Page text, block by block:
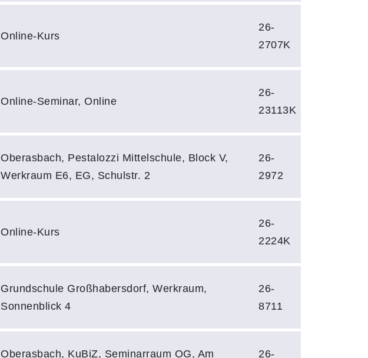
Online-Kurs
26-
2707K
Online-Seminar, Online
26-
23113K
Oberasbach, Pestalozzi Mittelschule, Block V,
Werkraum E6, EG, Schulstr. 2
26-
2972
Online-Kurs
26-
2224K
Grundschule Großhabersdorf, Werkraum,
Sonnenblick 4
26-
8711
Oberasbach, KuBiZ, Seminarraum OG, Am 26-